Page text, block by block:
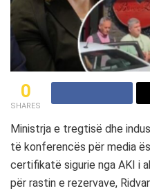
0
SHARES
Ministrja e tregtisë dhe
të konferencës për media
certifikatë sigurie nga AKI i
për rastin e rezervave,